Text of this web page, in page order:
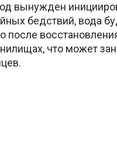
вынужден
бедствий, вода
после
что может